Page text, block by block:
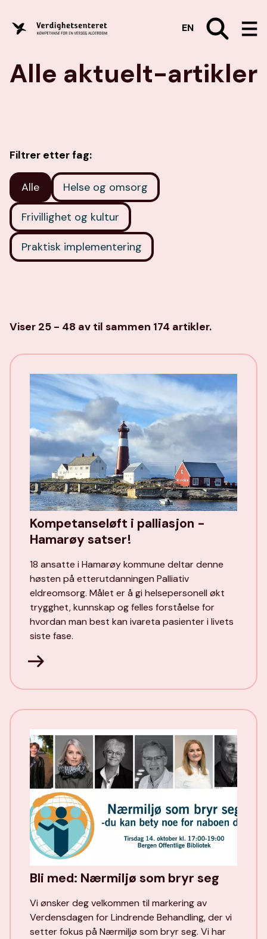
EN
Alle aktuelt-artikler
Filtrer etter fag:
Alle Helse og omsorg
Frivillighet og kultur
Praktisk implementering
Viser 25 - 48 av til sammen 174 artikler.
Kompetanseløft i palliasjon -
Hamarøy satser!
18 ansatte i Hamarøy kommune deltar denne
høsten på etterutdanningen Palliativ
eldreomsorg. Målet er å gi helsepersonell økt
trygghet, kunnskap og felles forståelse for
hvordan man best kan ivareta pasienter i livets
siste fase.
Bli med: Nærmiljø som bryr seg
Vi ønsker deg velkommen til markering av
Verdensdagen for Lindrende Behandling, der vi
setter fokus på Nærmiljø som bryr seg. Vi har